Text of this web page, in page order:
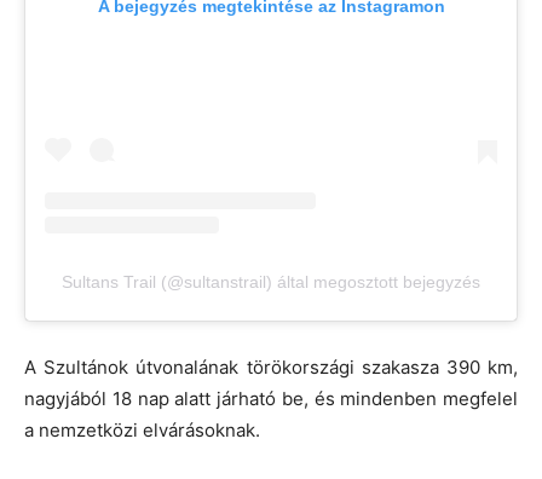
A bejegyzés megtekintése az Instagramon
Sultans Trail (@sultanstrail) által megosztott bejegyzés
A Szultánok útvonalának törökországi szakasza 390 km,
nagyjából 18 nap alatt járható be, és mindenben megfelel
a nemzetközi elvárásoknak.